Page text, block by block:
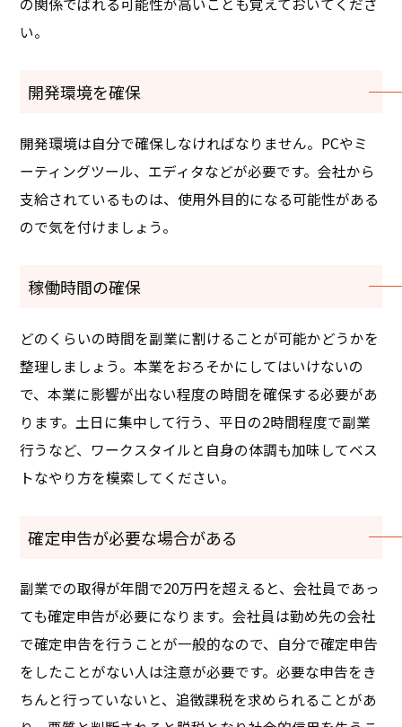
の関係でばれる可能性が高いことも覚えておいてくださ
い。
開発環境を確保
開発環境は自分で確保しなければなりません。PCやミ
ーティングツール、エディタなどが必要です。会社から
支給されているものは、使用外目的になる可能性がある
ので気を付けましょう。
稼働時間の確保
どのくらいの時間を副業に割けることが可能かどうかを
整理しましょう。本業をおろそかにしてはいけないの
で、本業に影響が出ない程度の時間を確保する必要があ
ります。土日に集中して行う、平日の2時間程度で副業
行うなど、ワークスタイルと自身の体調も加味してベス
トなやり方を模索してください。
確定申告が必要な場合がある
副業での取得が年間で20万円を超えると、会社員であっ
ても確定申告が必要になります。会社員は勤め先の会社
で確定申告を行うことが一般的なので、自分で確定申告
をしたことがない人は注意が必要です。必要な申告をき
ちんと行っていないと、追徴課税を求められることがあ